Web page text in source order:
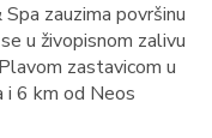
zauzima površinu
u živopisnom zalivu
zastavicom u
6 km od Neos